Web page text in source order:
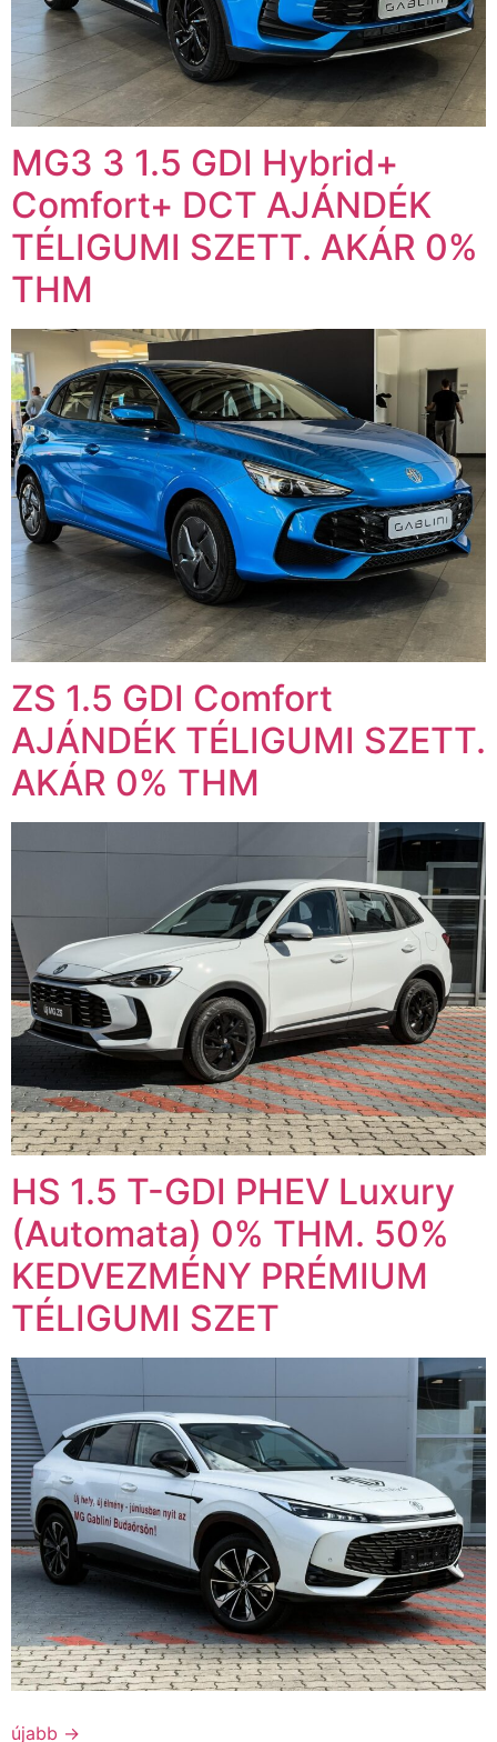
MG3 3 1.5 GDI Hybrid+
Comfort+ DCT AJÁNDÉK
TÉLIGUMI SZETT. AKÁR 0%
THM
ZS 1.5 GDI Comfort
AJÁNDÉK TÉLIGUMI SZETT.
AKÁR 0% THM
HS 1.5 T-GDI PHEV Luxury
(Automata) 0% THM. 50%
KEDVEZMÉNY PRÉMIUM
TÉLIGUMI SZET
újabb →